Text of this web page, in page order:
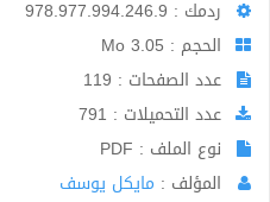
ردمك : 978.977.994.246.9
الحجم : 3.05 Mo
عدد الصفحات : 119
عدد التحميلات : 791
نوع الملف : PDF
المؤلف : مايكل يوسف